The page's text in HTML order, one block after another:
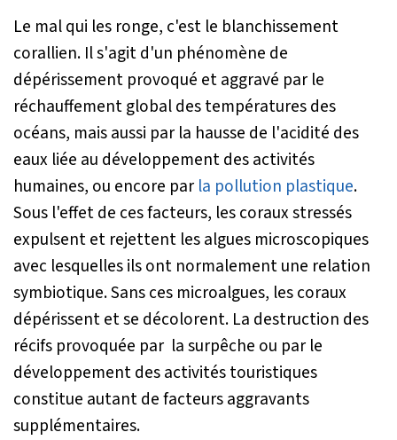
Le mal qui les ronge, c'est le blanchissement
corallien. Il s'agit d'un phénomène de
dépérissement provoqué et aggravé par le
réchauffement global des températures des
océans, mais aussi par la hausse de l'acidité des
eaux liée au développement des activités
humaines, ou encore par la pollution plastique.
Sous l'effet de ces facteurs, les coraux stressés
expulsent et rejettent les algues microscopiques
avec lesquelles ils ont normalement une relation
symbiotique. Sans ces microalgues, les coraux
dépérissent et se décolorent. La destruction des
récifs provoquée par la surpêche ou par le
développement des activités touristiques
constitue autant de facteurs aggravants
supplémentaires.